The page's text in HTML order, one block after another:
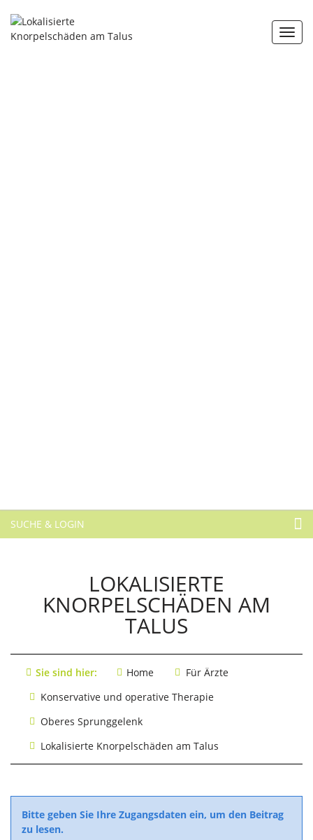
SUCHE & LOGIN
LOKALISIERTE
KNORPELSCHÄDEN AM
TALUS
Sie sind hier: Home
Für Ärzte
Konservative und operative Therapie
Oberes Sprunggelenk
Lokalisierte Knorpelschäden am Talus
Bitte geben Sie Ihre Zugangsdaten ein, um den Beitrag
zu lesen.